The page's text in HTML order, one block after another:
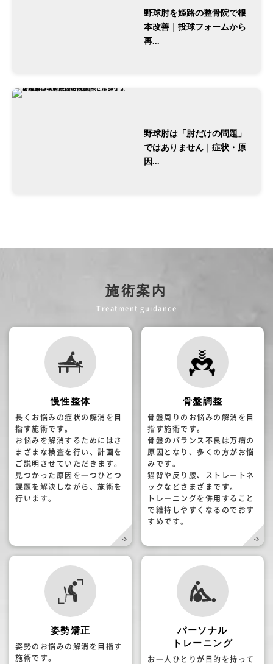
野球肘を姫路の整骨院で根
本改善｜投球フォームから
再...
野球肘は「肘だけの問題」
ではありません｜症状・原
因...
施術案内
Treatment guidance
慢性整体
長くお悩みの症状の解消を目
指す施術です。
お悩みを解消するためにはさ
まざまな検査を行い、計画を
ご説明させていただきます。
見つかった原因を一つひとつ
課題を解決しながら、施術を
行います。
骨盤調整
骨盤周りのお悩みの解消を目
指す施術です。
骨盤のバランス不良は万病の
原因となり、多くの方がお悩
みです。
猫背や反り腰、ストレートネ
ックなどさまざまです。
トレーニングを併用すること
で維持しやすくなるのでおす
すめです。
姿勢矯正
姿勢のお悩みの解消を目指す
施術です。
パーソナル
トレーニング
お一人ひとりが目的を持って